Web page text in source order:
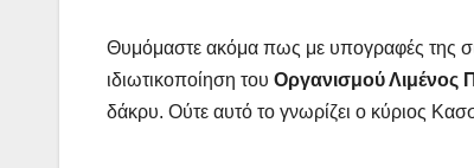
Θυμόμαστε ακόμα πως με υπογραφές της
ιδιωτικοποίηση του Οργανισμού Λιμένος
δάκρυ. Ούτε αυτό το γνωρίζει ο κύριος